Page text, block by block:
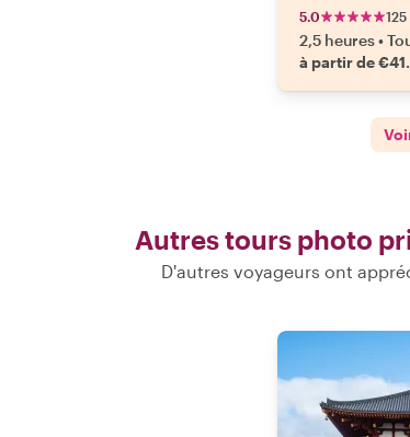
5.0
2,5 heures•
à partir de
Autres tours photo
D'autres voyageurs ont